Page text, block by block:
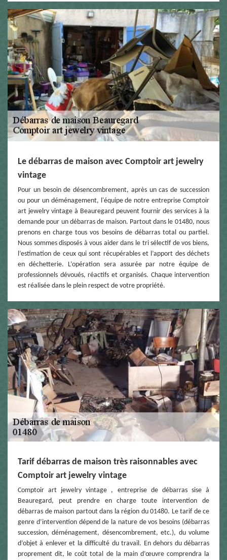
Le débarras de maison avec Comptoir art jewelry
vintage
Pour un besoin de désencombrement, après un cas de succession
ou pour un déménagement, l'équipe de notre entreprise Comptoir
art jewelry vintage à Beauregard peuvent fournir des services à la
demande pour un débarras de maison. Partout dans le 01480, nous
prenons en charge tous vos besoins de débarras total ou partiel.
Nous sommes disposés à vous aider dans le tri sélectif de vos biens,
l’estimation de ceux qui sont récupérables et l’apport des déchets
en déchetterie. L’opération sera assurée par notre équipe de
professionnels dévoués, réactifs et organisés. Chaque intervention
est réalisée dans le plein respect de votre propriété.
Tarif débarras de maison très raisonnables avec
Comptoir art jewelry vintage
Comptoir art jewelry vintage , entreprise de débarras sise à
Beauregard, peut prendre en charge toute intervention de
débarras de maison partout dans la région du 01480. Le tarif de ce
genre d’intervention dépend de la nature de vos besoins (débarras
succession, déménagement, désencombrement, etc.), du volume
d’objet à enlever et la difficulté du travail. En dehors du débarras
proprement dit, le coût total de la main d’œuvre comprendra la